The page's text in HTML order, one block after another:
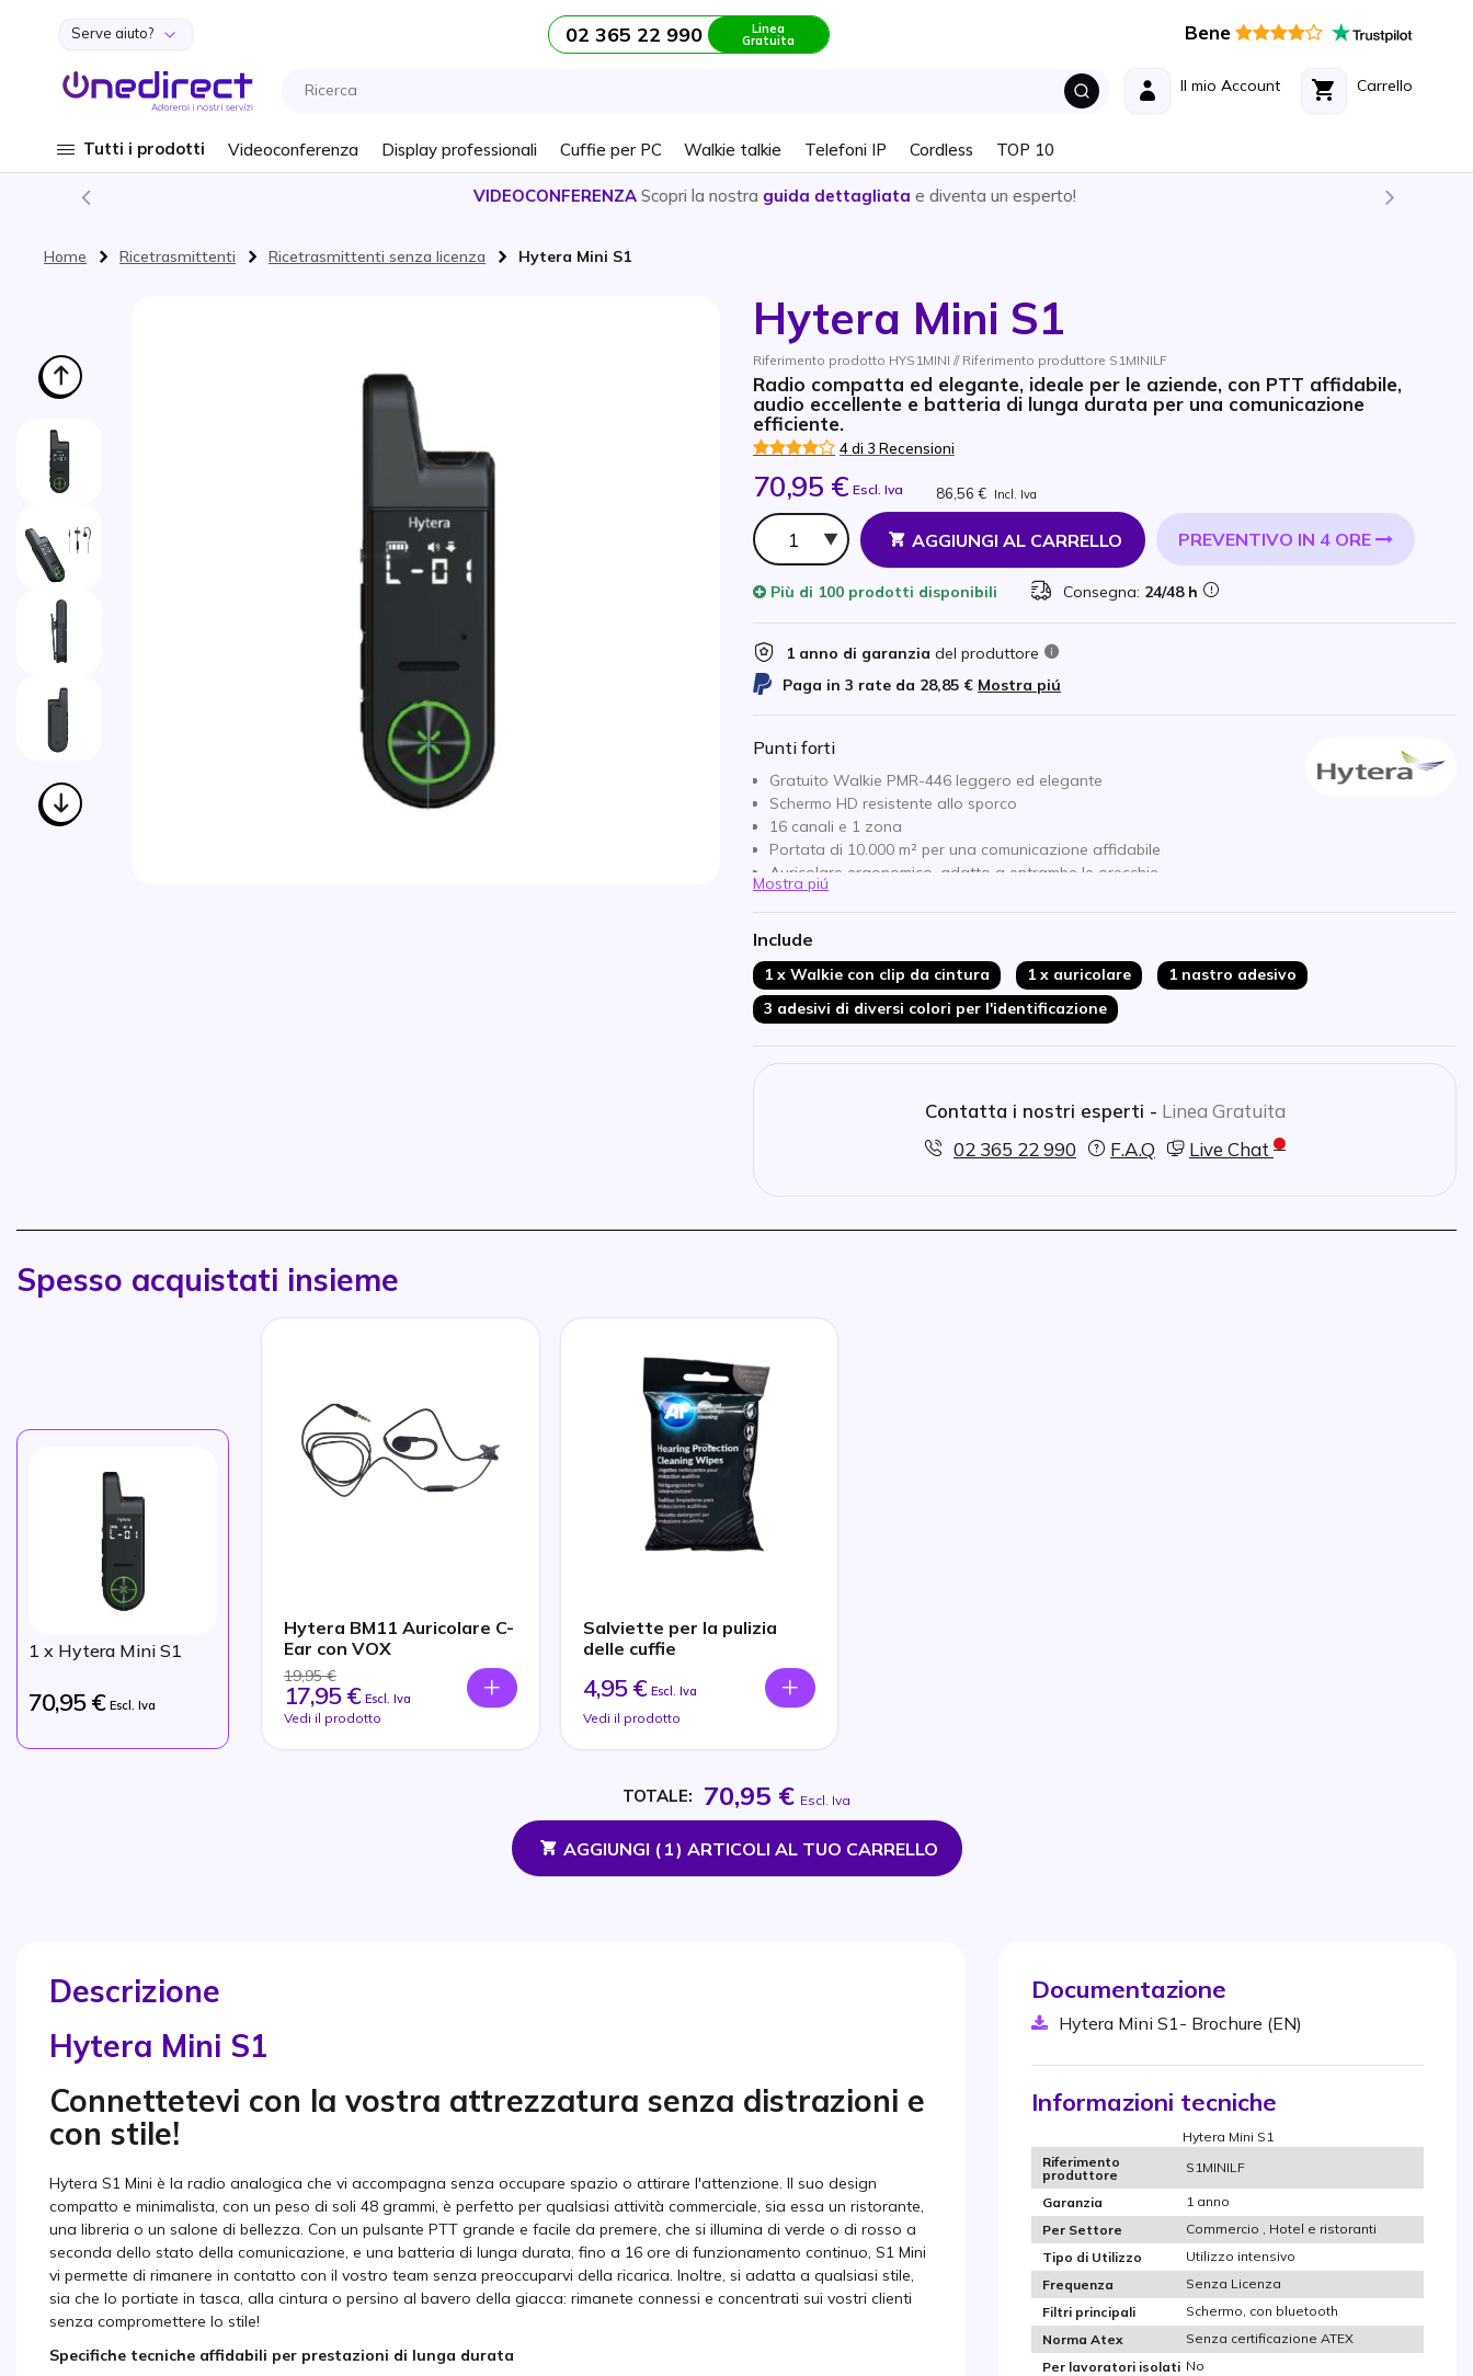
Salta al contenuto
Serve aiuto? 02 365 22 990 Linea
Gratuita Bene
Carrello
Il mio Account
Tutti i prodotti Videoconferenza Display professionali Cuffie per PC Walkie talkie Telefoni IP Cordless TOP 10
VIDEOCONFERENZAScopri la nostraguida dettagliatae diventa un esperto!
Home Ricetrasmittenti Ricetrasmittenti senza licenza Hytera Mini S1
Hytera Mini S1
Riferimento prodotto HYS1MINI // Riferimento produttore S1MINILF
Radio compatta ed elegante, ideale per le aziende, con PTT affidabile,
audio eccellente e batteria di lunga durata per una comunicazione
efficiente.
4 di 3 Recensioni
70,95 € Escl. Iva 86,56 € Incl. Iva
Qtà
AGGIUNGI AL CARRELLO PREVENTIVO IN 4 ORE
Più di 100 prodotti disponibili Consegna: 24/48 h
1 anno di garanzia del produttore
Paga in 3 rate da 28,85 € Mostra piú
Punti forti
Gratuito Walkie PMR-446 leggero ed elegante
Schermo HD resistente allo sporco
16 canali e 1 zona
Portata di 10.000 m² per una comunicazione affidabile
Auricolare ergonomico, adatto a entrambe le orecchie
Batteria da 750 mAh, autonomia di 18 ore
Porta USB-C per la ricarica
Bluetooth 5.0 per i dati
Mostra piú
Include
1 x Walkie con clip da cintura 1 x auricolare
1 nastro adesivo
3 adesivi di diversi colori per l'identificazione
Contatta i nostri esperti - Linea Gratuita
02 365 22 990
F.A.Q Live Chat
Spesso acquistati insieme
1 x Hytera Mini S1
70,95 € Escl. Iva
Hytera BM11 Auricolare C-
Ear con VOX
19,95 €
17,95 € Escl. Iva
Vedi il prodotto
Salviette per la pulizia
delle cuffie
4,95 € Escl. Iva
Vedi il prodotto
TOTALE: 70,95 € Escl. Iva
AGGIUNGI ( 1) ARTICOLI AL TUO CARRELLO
Descrizione
Hytera Mini S1
Connettetevi con la vostra attrezzatura senza distrazioni e
con stile!
Hytera S1 Mini è la radio analogica che vi accompagna senza occupare spazio o attirare l'attenzione. Il suo design
compatto e minimalista, con un peso di soli 48 grammi, è perfetto per qualsiasi attività commerciale, sia essa un ristorante,
una libreria o un salone di bellezza. Con un pulsante PTT grande e facile da premere, che si illumina di verde o di rosso a
seconda dello stato della comunicazione, e una batteria di lunga durata, fino a 16 ore di funzionamento continuo, S1 Mini
vi permette di rimanere in contatto con il vostro team senza preoccuparvi della ricarica. Inoltre, si adatta a qualsiasi stile,
sia che lo portiate in tasca, alla cintura o persino al bavero della giacca: rimanete connessi e concentrati sui vostri clienti
senza compromettere lo stile!
Specifiche tecniche affidabili per prestazioni di lunga durata
Documentazione
Hytera Mini S1- Brochure (EN)
Informazioni tecniche
Hytera Mini S1
Riferimento
produttore
S1MINILF
Garanzia
1 anno
Per Settore
Commercio , Hotel e ristoranti
Tipo di Utilizzo
Utilizzo intensivo
Frequenza
Senza Licenza
Filtri principali
Schermo, con bluetooth
Norma Atex
Senza certificazione ATEX
Per lavoratori isolati No